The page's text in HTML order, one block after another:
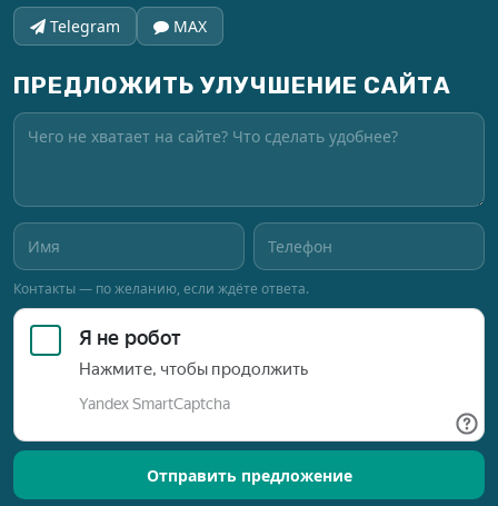
Telegram MAX
ПРЕДЛОЖИТЬ УЛУЧШЕНИЕ САЙТА
Контакты — по желанию, если ждёте ответа.
Отправить предложение